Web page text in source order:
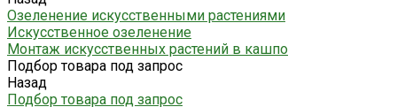
Озеленение искусственными растениями
Искусственное озеленение
Монтаж искусственных растений в кашпо
Подбор товара под запрос
Назад
Подбор товара под запрос